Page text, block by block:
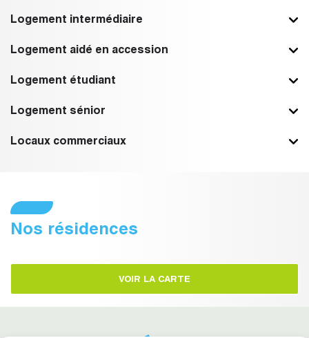
Logement intermédiaire
Logement aidé en accession
Logement étudiant
Logement sénior
Locaux commerciaux
Nos résidences
VOIR LA CARTE